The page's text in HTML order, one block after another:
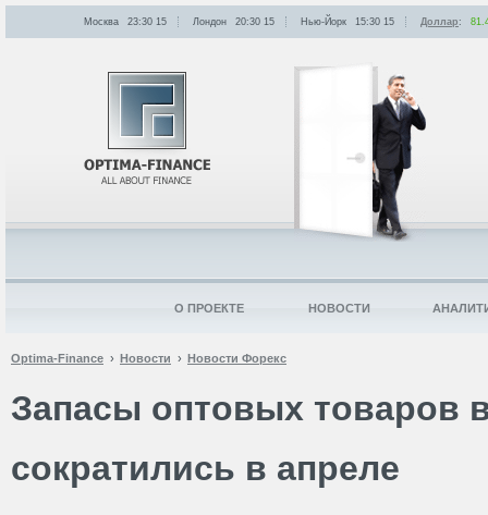
Optima-Finance Новости Новости Форекс
Запасы оптовых товаров
сократились в апреле
Москва 23:30 15 Лондон 20:30 15 Нью-Йорк 15:30 15 Доллар:
О ПРОЕКТЕ НОВОСТИ